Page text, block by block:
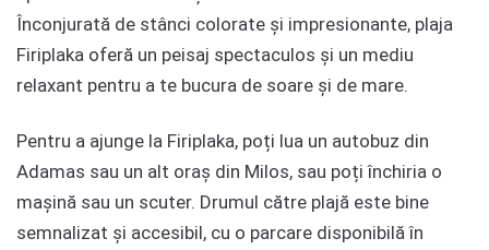
Înconjurată de stânci colorate și impresionante, plaja
Firiplaka oferă un peisaj spectaculos și un mediu
relaxant pentru a te bucura de soare și de mare.
Pentru a ajunge la Firiplaka, poți lua un autobuz din
Adamas sau un alt oraș din Milos, sau poți închiria o
mașină sau un scuter. Drumul către plajă este bine
semnalizat și accesibil, cu o parcare disponibilă în